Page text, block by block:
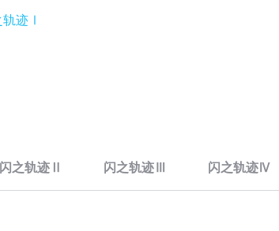
轨迹Ⅰ
闪之轨迹Ⅱ 闪之轨迹Ⅲ 闪之轨迹Ⅳ